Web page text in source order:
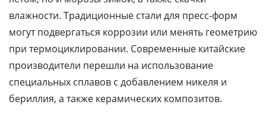
влажности. Традиционные стали для пресс-форм
могут подвергаться коррозии или менять геометрию
при термоциклировании. Современные китайские
производители перешли на использование
специальных сплавов с добавлением никеля и
бериллия, а также керамических композитов.